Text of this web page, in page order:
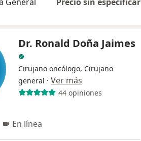
Dr. Ronald Doña Jaimes
Cirujano oncólogo, Cirujano
general · Ver más
44 opiniones
En línea